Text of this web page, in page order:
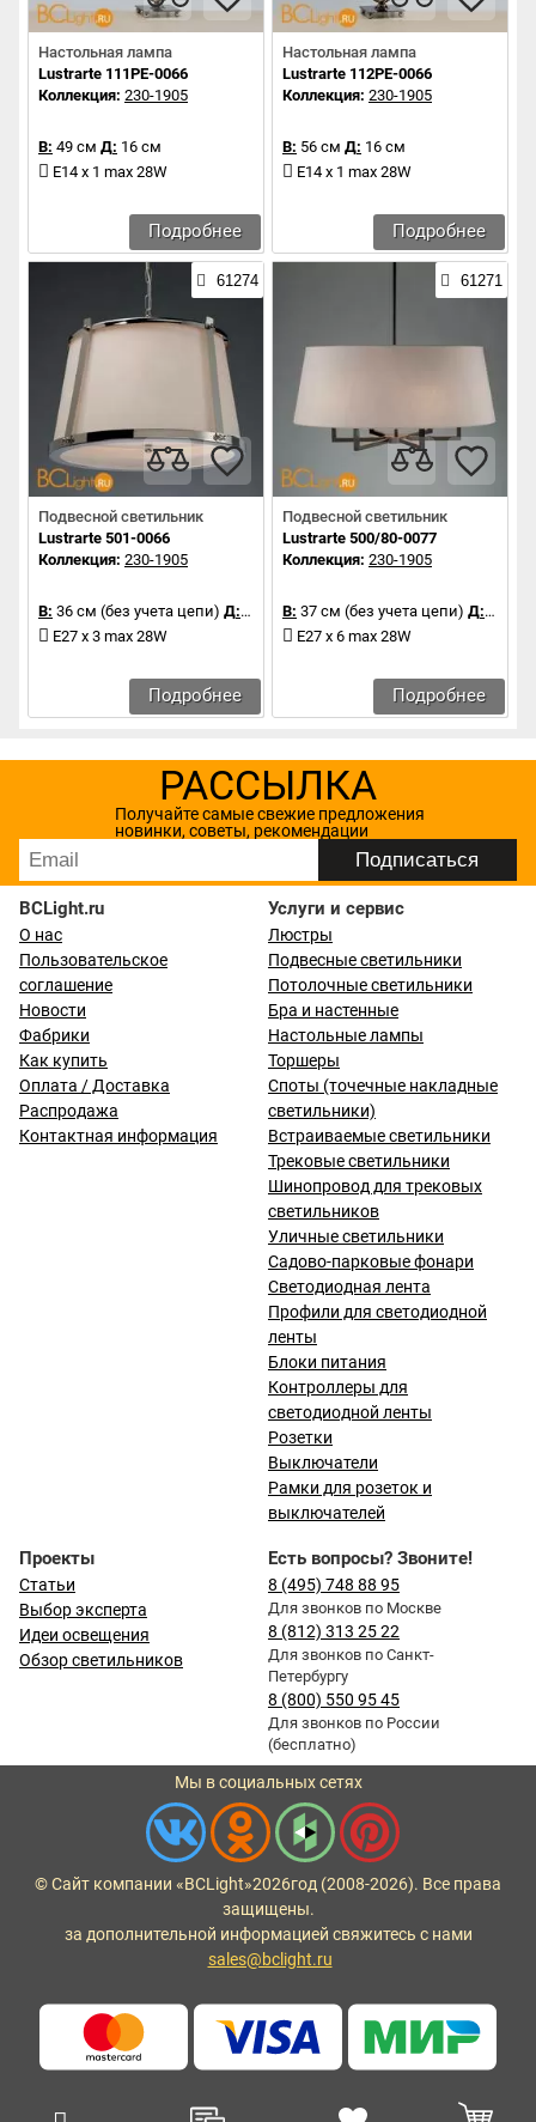
Настольная лампа
Lustrarte 111PE-0066
Коллекция: 230-1905
В: 49 см Д: 16 см
E14 x 1 max 28W
Подробнее
Настольная лампа
Lustrarte 112PE-0066
Коллекция: 230-1905
В: 56 см Д: 16 см
E14 x 1 max 28W
Подробнее
61274
Подвесной светильник
Lustrarte 501-0066
Коллекция: 230-1905
В: 36 см (без учета цепи) Д:52 см
E27 x 3 max 28W
Подробнее
61271
Подвесной светильник
Lustrarte 500/80-0077
Коллекция: 230-1905
В: 37 см (без учета цепи) Д:80 см
E27 x 6 max 28W
Подробнее
РАССЫЛКА
Получайте самые свежие предложения
новинки, советы, рекомендации
BCLight.ru
О нас
Пользовательское
соглашение
Новости
Фабрики
Как купить
Оплата / Доставка
Распродажа
Контактная информация
Услуги и сервис
Люстры
Подвесные светильники
Потолочные светильники
Бра и настенные
Настольные лампы
Торшеры
Споты (точечные накладные
светильники)
Встраиваемые светильники
Трековые светильники
Шинопровод для трековых
светильников
Уличные светильники
Садово-парковые фонари
Светодиодная лента
Профили для светодиодной
ленты
Блоки питания
Контроллеры для
светодиодной ленты
Розетки
Выключатели
Рамки для розеток и
выключателей
Проекты
Статьи
Выбор эксперта
Идеи освещения
Обзор светильников
Есть вопросы? Звоните!
8 (495) 748 88 95
Для звонков по Москве
8 (812) 313 25 22
Для звонков по Санкт-
Петербургу
8 (800) 550 95 45
Для звонков по России
(бесплатно)
Мы в социальных сетях
© Сайт компании «BCLight»2026год (2008-2026). Все права
защищены.
за дополнительной информацией свяжитесь с нами
sales@bclight.ru